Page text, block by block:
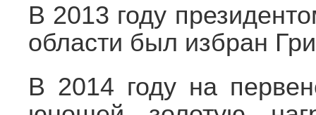
В 2013 году
области был избран
В 2014 году на